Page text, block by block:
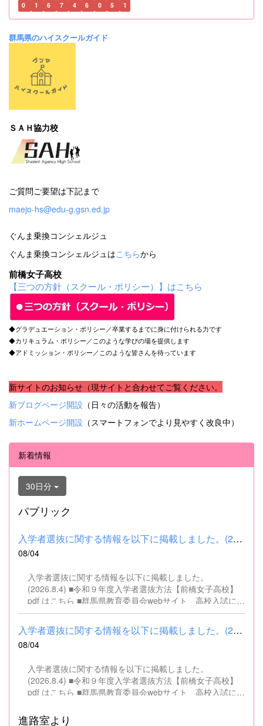
0 1 6 7 4 6 0 5 1
群馬県のハイスクールガイド
ＳＡＨ協力校
ご質問ご要望は下記まで
maejo-hs@edu-g.gsn.ed.jp
ぐんま乗換コンシェルジュ
ぐんま乗換コンシェルジュはこちらから
前橋女子高校
【三つの方針（スクール・ポリシー）】はこちら
◆グラデュエーション・ポリシー／卒業するまでに身に付けられる力です
◆カリキュラム・ポリシー／このような学びの場を提供します
◆アドミッション・ポリシー／このような皆さんを待っています
新サイトのお知らせ（現サイトと合わせてご覧ください。
新ブログページ開設 （日々の活動を報告）
新ホームページ開設 （スマートフォンでより見やすく改良中）
新着情報
30日分
パブリック
入学者選抜に関する情報を以下に掲載しました。(2026.8.4) ■令和...
08/04
入学者選抜に関する情報を以下に掲載しました。
(2026.8.4) ■令和９年度入学者選抜方法【前橋女子高校】
pdf はこちら ■群馬県教育委員会webサイト 高校入試に関
するページはこちら
入学者選抜に関する情報を以下に掲載しました。(2026.8.4) ■令和...
08/04
入学者選抜に関する情報を以下に掲載しました。
(2026.8.4) ■令和９年度入学者選抜方法【前橋女子高校】
pdf はこちら ■群馬県教育委員会webサイト 高校入試に関
進路室より